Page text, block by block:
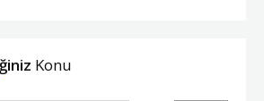
Konu